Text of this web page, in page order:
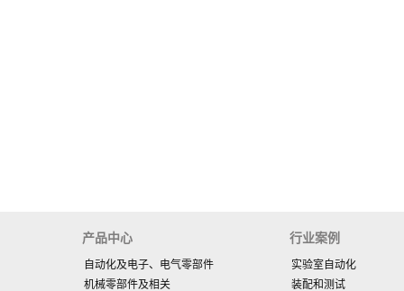
产品中心
自动化及电子、电气零部件
机械零部件及相关
行业案例
实验室自动化
装配和测试